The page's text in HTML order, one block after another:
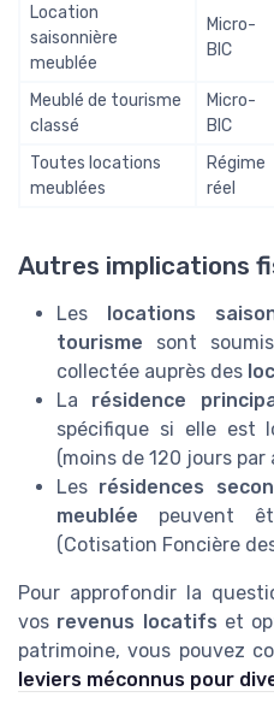
Location
saisonnière
meublée
Micro-
BIC
Meublé de tourisme
classé
Micro-
BIC
Toutes locations
meublées
Régime
réel
Autres implications
Les locations
tourisme sont
collectée auprès des
La résidence
spécifique si elle est
(moins de 120 jours par
Les résidences
meublée peuvent
(Cotisation Foncière
Pour approfondir la
vos revenus locatifs et
patrimoine, vous pouvez
leviers méconnus pour